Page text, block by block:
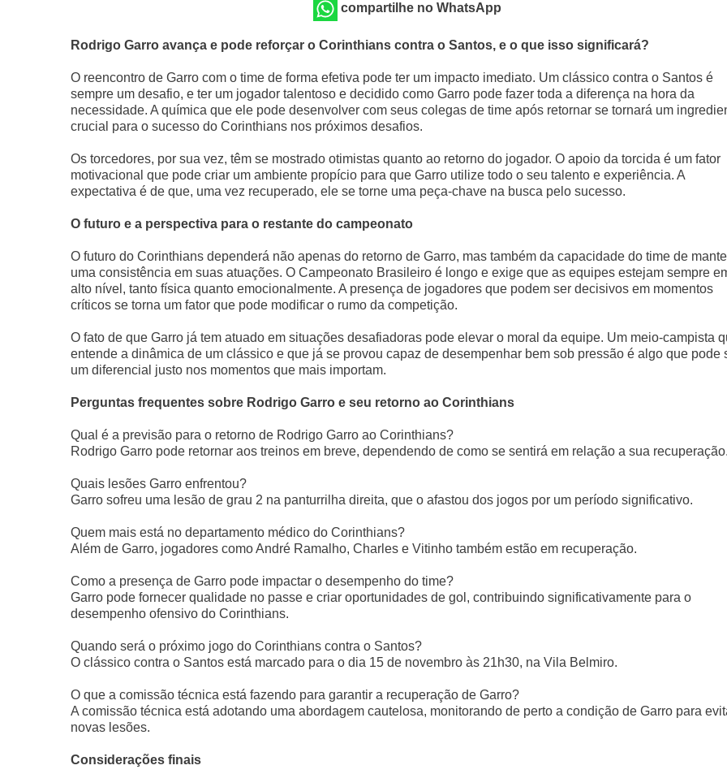
compartilhe no WhatsApp
Rodrigo Garro avança e pode reforçar o Corinthians contra o Santos, e o que isso significará?
O reencontro de Garro com o time de forma efetiva pode ter um impacto imediato. Um clássico contra o Santos é
sempre um desafio, e ter um jogador talentoso e decidido como Garro pode fazer toda a diferença na hora da
necessidade. A química que ele pode desenvolver com seus colegas de time após retornar se tornará um
crucial para o sucesso do Corinthians nos próximos desafios.
Os torcedores, por sua vez, têm se mostrado otimistas quanto ao retorno do jogador. O apoio da torcida é um fator
motivacional que pode criar um ambiente propício para que Garro utilize todo o seu talento e experiência. A
expectativa é de que, uma vez recuperado, ele se torne uma peça-chave na busca pelo sucesso.
O futuro e a perspectiva para o restante do campeonato
O futuro do Corinthians dependerá não apenas do retorno de Garro, mas também da capacidade do time de
uma consistência em suas atuações. O Campeonato Brasileiro é longo e exige que as equipes estejam sempre
alto nível, tanto física quanto emocionalmente. A presença de jogadores que podem ser decisivos em momentos
críticos se torna um fator que pode modificar o rumo da competição.
O fato de que Garro já tem atuado em situações desafiadoras pode elevar o moral da equipe. Um meio-campista
entende a dinâmica de um clássico e que já se provou capaz de desempenhar bem sob pressão é algo que pode
um diferencial justo nos momentos que mais importam.
Perguntas frequentes sobre Rodrigo Garro e seu retorno ao Corinthians
Qual é a previsão para o retorno de Rodrigo Garro ao Corinthians?
Rodrigo Garro pode retornar aos treinos em breve, dependendo de como se sentirá em relação a sua
Quais lesões Garro enfrentou?
Garro sofreu uma lesão de grau 2 na panturrilha direita, que o afastou dos jogos por um período significativo.
Quem mais está no departamento médico do Corinthians?
Além de Garro, jogadores como André Ramalho, Charles e Vitinho também estão em recuperação.
Como a presença de Garro pode impactar o desempenho do time?
Garro pode fornecer qualidade no passe e criar oportunidades de gol, contribuindo significativamente para o
desempenho ofensivo do Corinthians.
Quando será o próximo jogo do Corinthians contra o Santos?
O clássico contra o Santos está marcado para o dia 15 de novembro às 21h30, na Vila Belmiro.
O que a comissão técnica está fazendo para garantir a recuperação de Garro?
A comissão técnica está adotando uma abordagem cautelosa, monitorando de perto a condição de Garro para
novas lesões.
Considerações finais